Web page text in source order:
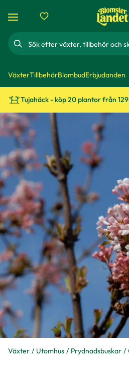
Sök
VäxterTillbehörBlombudErbjudanden
Tujahäck - köp 20 plantor från
Växter Utomhus Prydnadsbuskar